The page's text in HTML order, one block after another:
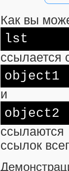
Как вы
lst
ссылается
object1
и
object2
ссылок